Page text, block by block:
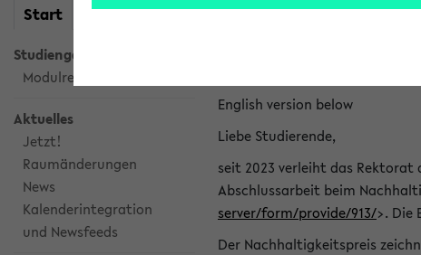
Start meineKVV
Studiengangsauswahl
Modulrecherche
Aktuelles
Jetzt!
Raumänderungen
News
Kalenderintegration
und Newsfeeds
English version below
Liebe Studierende,
seit 2023 verleiht das
Abschlussarbeit beim
server/form/provide/913/>. Die
Der Nachhaltigkeitspreis